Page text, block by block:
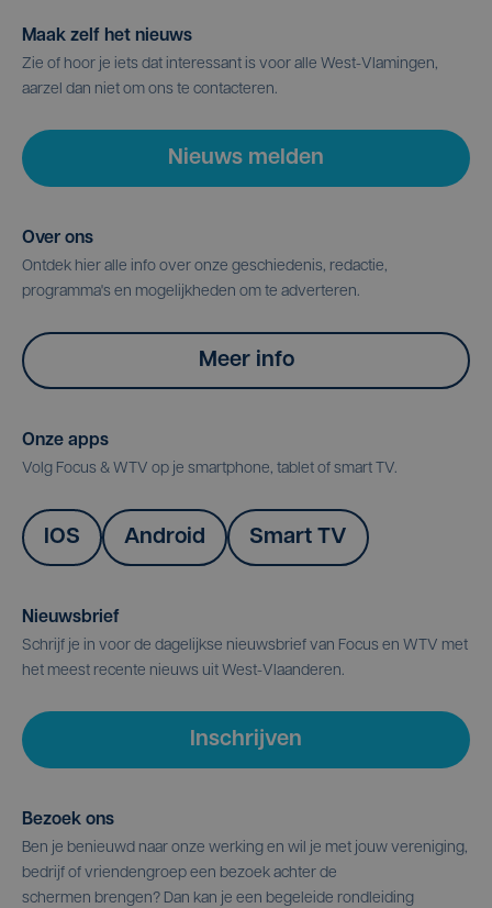
Maak zelf het nieuws
Zie of hoor je iets dat interessant is voor alle West-Vlamingen,
aarzel dan niet om ons te contacteren.
Nieuws melden
Over ons
Ontdek hier alle info over onze geschiedenis, redactie,
programma's en mogelijkheden om te adverteren.
Meer info
Onze apps
Volg Focus & WTV op je smartphone, tablet of smart TV.
IOS Android Smart TV
Nieuwsbrief
Schrijf je in voor de dagelijkse nieuwsbrief van Focus en WTV met
het meest recente nieuws uit West-Vlaanderen.
Inschrijven
Bezoek ons
Ben je benieuwd naar onze werking en wil je met jouw vereniging,
bedrijf of vriendengroep een bezoek achter de
schermen brengen? Dan kan je een begeleide rondleiding